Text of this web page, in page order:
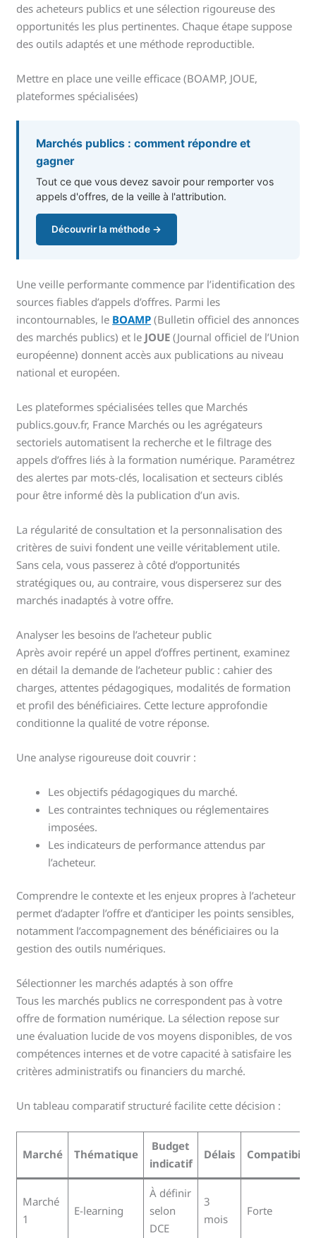
des acheteurs publics et une sélection rigoureuse des
opportunités les plus pertinentes. Chaque étape suppose
des outils adaptés et une méthode reproductible.
Mettre en place une veille efficace (BOAMP, JOUE,
plateformes spécialisées)
Marchés publics : comment répondre et
gagner
Tout ce que vous devez savoir pour remporter vos
appels d'offres, de la veille à l'attribution.
Découvrir la méthode →
Une veille performante commence par l’identification des
sources fiables d’appels d’offres. Parmi les
incontournables, le BOAMP (Bulletin officiel des annonces
des marchés publics) et le JOUE (Journal officiel de l’Union
européenne) donnent accès aux publications au niveau
national et européen.
Les plateformes spécialisées telles que Marchés
publics.gouv.fr, France Marchés ou les agrégateurs
sectoriels automatisent la recherche et le filtrage des
appels d’offres liés à la formation numérique. Paramétrez
des alertes par mots-clés, localisation et secteurs ciblés
pour être informé dès la publication d’un avis.
La régularité de consultation et la personnalisation des
critères de suivi fondent une veille véritablement utile.
Sans cela, vous passerez à côté d’opportunités
stratégiques ou, au contraire, vous disperserez sur des
marchés inadaptés à votre offre.
Analyser les besoins de l’acheteur public
Après avoir repéré un appel d’offres pertinent, examinez
en détail la demande de l’acheteur public : cahier des
charges, attentes pédagogiques, modalités de formation
et profil des bénéficiaires. Cette lecture approfondie
conditionne la qualité de votre réponse.
Une analyse rigoureuse doit couvrir :
Les objectifs pédagogiques du marché.
Les contraintes techniques ou réglementaires
imposées.
Les indicateurs de performance attendus par
l’acheteur.
Comprendre le contexte et les enjeux propres à l’acheteur
permet d’adapter l’offre et d’anticiper les points sensibles,
notamment l’accompagnement des bénéficiaires ou la
gestion des outils numériques.
Sélectionner les marchés adaptés à son offre
Tous les marchés publics ne correspondent pas à votre
offre de formation numérique. La sélection repose sur
une évaluation lucide de vos moyens disponibles, de vos
compétences internes et de votre capacité à satisfaire les
critères administratifs ou financiers du marché.
Un tableau comparatif structuré facilite cette décision :
Marché Thématique
Budget
indicatif
Délais
Marché
1
E-learning
À définir
selon
DCE
3
mois
Forte